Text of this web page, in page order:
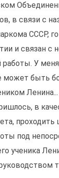
в связи с
СССР,
и связан с
У
может быть
в
проходить
под
ученика